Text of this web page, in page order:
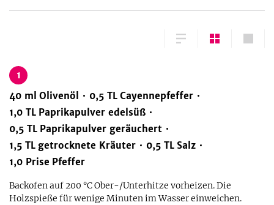
1
40 ml Olivenöl 0,5 TL Cayennepfeffer
1,0 TL Paprikapulver edelsüß
0,5 TL Paprikapulver geräuchert
1,5 TL getrocknete Kräuter 0,5 TL Salz
1,0 Prise Pfeffer
Backofen auf 200 °C Ober-/Unterhitze vorheizen. Die
Holzspieße für wenige Minuten im Wasser einweichen.